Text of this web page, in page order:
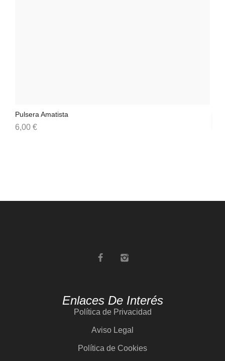
Pulsera Amatista
6,00 €
Enlaces De Interés
Política de Privacidad
Aviso Legal
Política de Cookies